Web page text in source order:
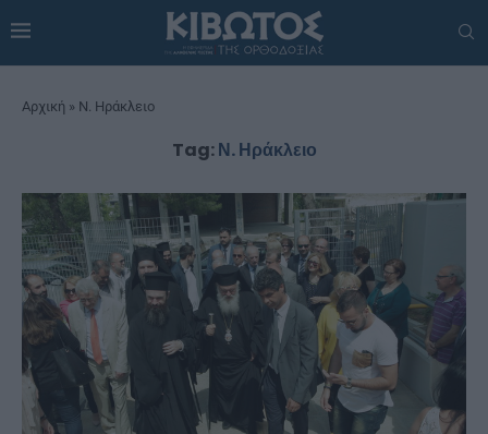
Αρχική » Ν. Ηράκλειο
Tag:Ν. Ηράκλειο